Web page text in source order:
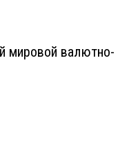
мировой валютно-